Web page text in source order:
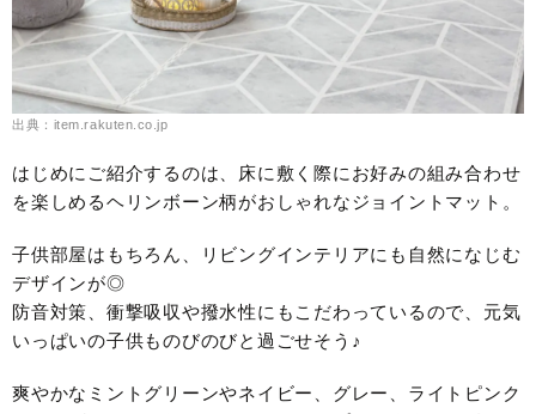
出典：item.rakuten.co.jp
はじめにご紹介するのは、床に敷く際にお好みの組み合わせ
を楽しめるヘリンボーン柄がおしゃれなジョイントマット。
子供部屋はもちろん、リビングインテリアにも自然になじむ
デザインが◎
防音対策、衝撃吸収や撥水性にもこだわっているので、元気
いっぱいの子供ものびのびと過ごせそう♪
爽やかなミントグリーンやネイビー、グレー、ライトピンク